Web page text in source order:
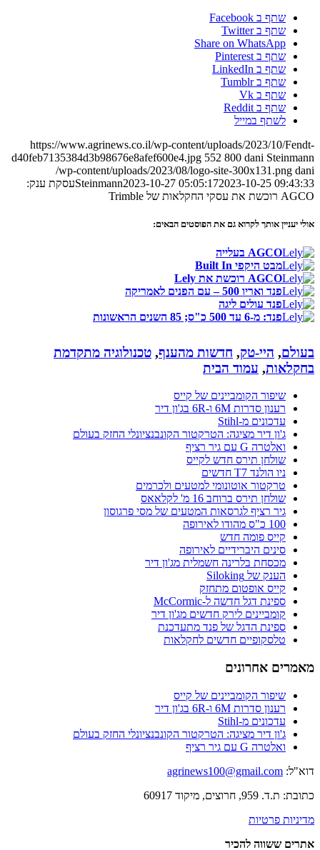
שתף ב Facebook
שתף ב Twitter
Share on WhatsApp
שתף ב Pinterest
שתף ב LinkedIn
שתף ב Tumblr
שתף ב Vk
שתף ב Reddit
לשתף במייל
https://www.agrinews.co.il/wp-content/uploads/2023/10/Fendt-
d40feb7135384d3b98676e8afef600e4.jpg 552 800 dani Steinmann
/wp-content/uploads/2023/08/logo-site-300x131.png dani
Steinmann2023-10-27 05:05:172023-10-25 09:43:33
עסקת ענק:
AGCO רוכשת את עסקי החקלאות של Trimble
אולי יעניין אותך לקרוא גם את הפוסטים הבאים:
AGCO בעלייה
מבט היקפי Built In
AGCO רוכשת את Lely
פנד ואריו 500 – עם הפנים לאמריקה
פנד עולים ליגה
פנד: מ-6 עד 500 כ"ס; 85 השנים הראשונות
בעולם, היי-טק, חדשות מהענף, טכנולוגיה מתקדמת
בחקלאות, עמוד הבית
שיפור הקומביינים של קייס
רענון סדרות 6M ו-6R בג'ון דיר
עדכונים מ-Stihl
ג'ון דיר מציגה: הטרקטור הקונבנציונלי החזק בעולם
ואלטרה G עם גיר רציף
שולחן תירס חדש לקייס
ניו הולנד T7 חדשים
טרקטור אוטונומי למטעים ולכרמים
שולחן תירס ברוחב 16 מ' לקלאאס
גיר רציף לגרסאות המטעים של מסי פרגוסון
100 כ"ס מהודו לאירופה
קייס פומה חדש
סינים היברידיים לאירופה
מכסחת בלרינה חשמלית מג'ון דיר
הענק של Siloking
קייס אופטום מתחזק
ספינת דגל חדשה ל-McCormic
קומביינים לירק חדשים מג'ון דיר
ספינת הדגל של פנד מתעדכנת
טלסקופיים חדשים לחקלאות
מאמרים אחרונים
שיפור הקומביינים של קייס
רענון סדרות 6M ו-6R בג'ון דיר
עדכונים מ-Stihl
ג'ון דיר מציגה: הטרקטור הקונבנציונלי החזק בעולם
ואלטרה G עם גיר רציף
דוא"ל: agrinews100@gmail.com
כתובת: ת.ד. 959, חרוצים, מיקוד 60917
מדיניות פרטיות
אתרים ששווה להכיר